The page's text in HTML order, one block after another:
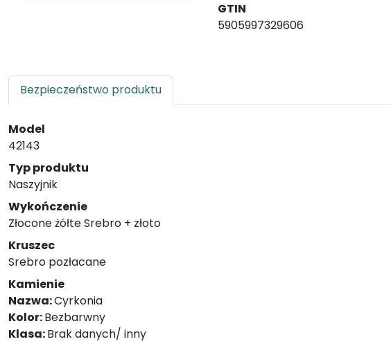
GTIN
5905997329606
Bezpieczeństwo produktu
Model
42143
Typ produktu
Naszyjnik
Wykończenie
Złocone żółte Srebro + złoto
Kruszec
Srebro pozłacane
Kamienie
Nazwa:Cyrkonia
Kolor:Bezbarwny
Klasa:Brak danych/ inny